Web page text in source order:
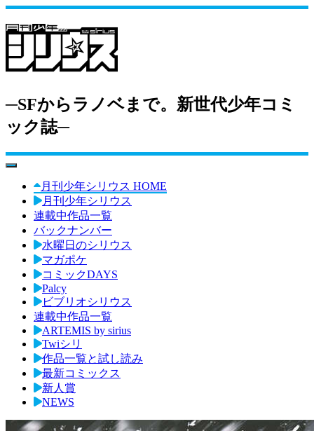
─SFからラノベまで。新世代少年コミ
ック誌─
toggle navigation
月刊少年シリウス HOME
月刊少年シリウス
連載中作品一覧
バックナンバー
水曜日のシリウス
マガポケ
コミックDAYS
Palcy
ビブリオシリウス
連載中作品一覧
ARTEMIS by sirius
Twiシリ
作品一覧と試し読み
最新コミックス
新人賞
NEWS